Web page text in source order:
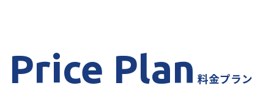
Price Plan 料金プラン